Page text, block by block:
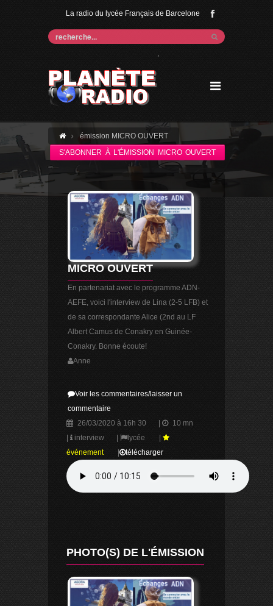
La radio du lycée Français de Barcelone
'
émission MICRO OUVERT
S'ABONNER À L'ÉMISSION MICRO OUVERT
MICRO OUVERT
En partenariat avec le programme ADN-
AEFE, voici l'interview de Lina (2-5 LFB) et
de sa correspondante Alice (2nd au LF
Albert Camus de Conakry en Guinée-
Conakry. Bonne écoute!
Anne
Voir les commentaires/laisser un
commentaire
26/03/2020 à 16h 30
10 mn
interview lycée
événement
télécharger
PHOTO(S) DE L'ÉMISSION